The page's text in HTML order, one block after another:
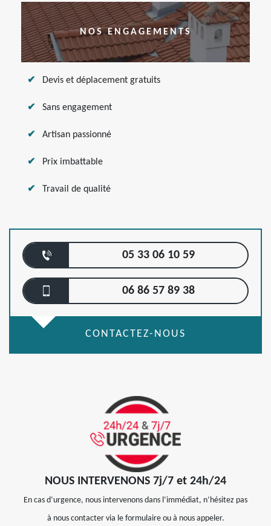
NOS ENGAGEMENTS
Devis et déplacement gratuits
Sans engagement
Artisan passionné
Prix imbattable
Travail de qualité
05 33 06 10 59
06 86 57 89 38
CONTACTEZ-NOUS
NOUS INTERVENONS 7j/7 et 24h/24
En cas d’urgence, nous intervenons dans l’immédiat, n’hésitez pas
à nous contacter via le formulaire ou à nous appeler.